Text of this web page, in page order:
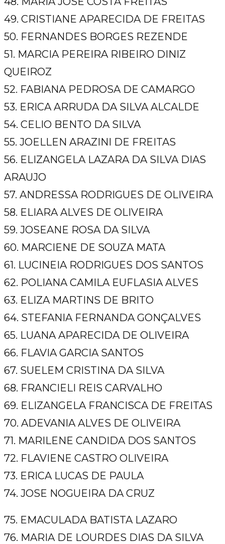
49. CRISTIANE APARECIDA DE FREITAS
50. FERNANDES BORGES REZENDE
51. MARCIA PEREIRA RIBEIRO DINIZ
QUEIROZ
52. FABIANA PEDROSA DE CAMARGO
53. ERICA ARRUDA DA SILVA ALCALDE
54. CELIO BENTO DA SILVA
55. JOELLEN ARAZINI DE FREITAS
56. ELIZANGELA LAZARA DA SILVA DIAS
ARAUJO
57. ANDRESSA RODRIGUES DE OLIVEIRA
58. ELIARA ALVES DE OLIVEIRA
59. JOSEANE ROSA DA SILVA
60. MARCIENE DE SOUZA MATA
61. LUCINEIA RODRIGUES DOS SANTOS
62. POLIANA CAMILA EUFLASIA ALVES
63. ELIZA MARTINS DE BRITO
64. STEFANIA FERNANDA GONÇALVES
65. LUANA APARECIDA DE OLIVEIRA
66. FLAVIA GARCIA SANTOS
67. SUELEM CRISTINA DA SILVA
68. FRANCIELI REIS CARVALHO
69. ELIZANGELA FRANCISCA DE FREITAS
70. ADEVANIA ALVES DE OLIVEIRA
71. MARILENE CANDIDA DOS SANTOS
72. FLAVIENE CASTRO OLIVEIRA
73. ERICA LUCAS DE PAULA
74. JOSE NOGUEIRA DA CRUZ
75. EMACULADA BATISTA LAZARO
76. MARIA DE LOURDES DIAS DA SILVA